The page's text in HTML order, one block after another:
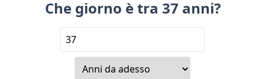
Che giorno è tra 37 anni?